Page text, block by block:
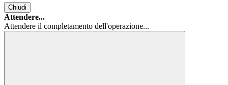
Chiudi
Attendere...
Attendere il completamento dell'operazione...